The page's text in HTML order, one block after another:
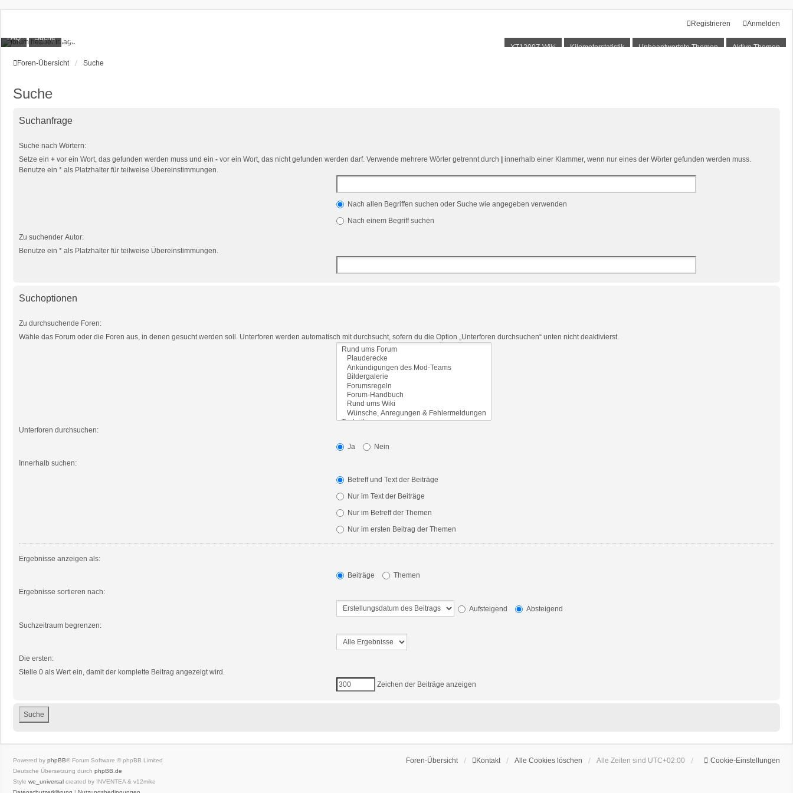
Anmelden
Registrieren
XT1200Z-Wiki Kilometerstatistik Unbeantwortete Themen Aktive Themen
XT1200Z-Forum
FAQ Suche
Foren-Übersicht Suche
Suche
Suchanfrage
Suche nach Wörtern:
Setze ein + vor ein Wort, das gefunden werden muss und ein - vor ein Wort, das nicht gefunden werden darf. Verwende mehrere Wörter getrennt durch
innerhalb einer Klammer, wenn nur eines der Wörter gefunden werden muss.
Benutze ein * als Platzhalter für teilweise Übereinstimmungen.
Nach allen Begriffen suchen oder Suche wie angegeben verwenden
Nach einem Begriff suchen
Zu suchender Autor:
Benutze ein * als Platzhalter für teilweise Übereinstimmungen.
Suchoptionen
Zu durchsuchende Foren:
Wähle das Forum oder die Foren aus, in denen gesucht werden soll. Unterforen werden automatisch mit durchsucht, sofern du die Option „Unterforen durchsuchen“ unten nicht deaktivierst.
Unterforen durchsuchen:
Ja
Nein
Innerhalb suchen:
Betreff und Text der Beiträge
Nur im Text der Beiträge
Nur im Betreff der Themen
Nur im ersten Beitrag der Themen
Ergebnisse anzeigen als:
Beiträge
Themen
Ergebnisse sortieren nach:
Aufsteigend
Absteigend
Suchzeitraum begrenzen:
Die ersten:
Stelle 0 als Wert ein, damit der komplette Beitrag angezeigt wird.
Zeichen der Beiträge anzeigen
Foren-Übersicht Kontakt Alle Cookies löschen Alle Zeiten sind UTC+02:00 Cookie-Einstellungen
Powered by phpBB® Forum Software © phpBB Limited
Deutsche Übersetzung durch phpBB.de
Style we_universal created by INVENTEA & v12mike